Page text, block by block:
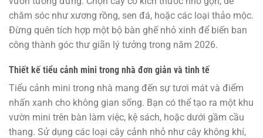
chăm sóc như xương rồng, sen đá, hoặc các loại thảo mộc.
Đừng quên tích hợp một bộ bàn ghế nhỏ xinh để biến ban
công thành góc thư giãn lý tưởng trong năm 2026.
Thiết kế tiểu cảnh mini trong nhà đơn giản và tinh tế
Tiểu cảnh mini trong nhà mang đến sự tươi mát và điểm
nhấn xanh cho không gian sống. Bạn có thể tạo ra một khu
vườn mini trên bàn làm việc, kệ sách, hoặc dưới gầm cầu
thang. Sử dụng các loại cây cảnh nhỏ như cây không khí,